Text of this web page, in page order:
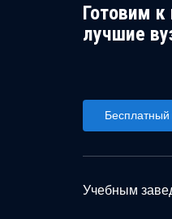
Готовим
лучшие
Учебным